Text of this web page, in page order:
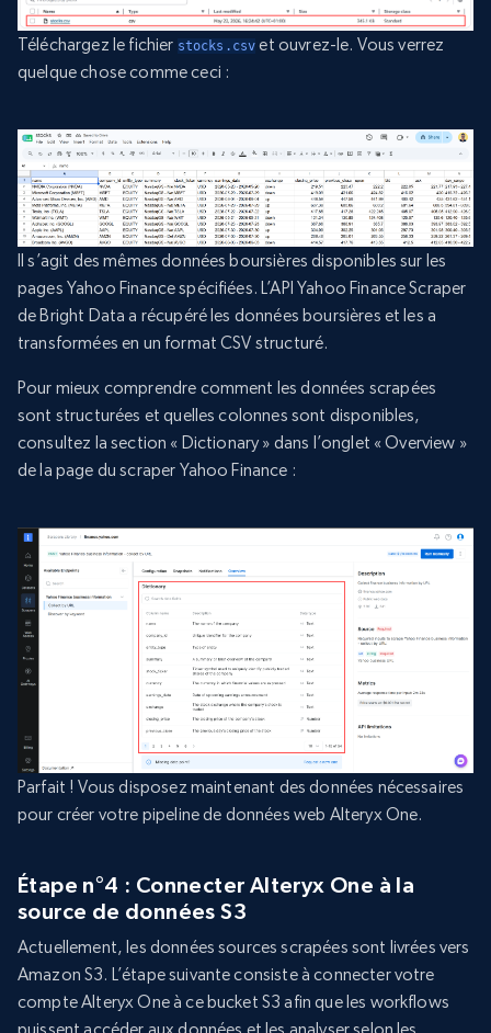
Téléchargez le fichier stocks.csv et ouvrez-le. Vous verrez
quelque chose comme ceci :
Il s’agit des mêmes données boursières disponibles sur les
pages Yahoo Finance spécifiées. L’API Yahoo Finance Scraper
de Bright Data a récupéré les données boursières et les a
transformées en un format CSV structuré.
Pour mieux comprendre comment les données scrapées
sont structurées et quelles colonnes sont disponibles,
consultez la section « Dictionary » dans l’onglet « Overview »
de la page du scraper Yahoo Finance :
Parfait ! Vous disposez maintenant des données nécessaires
pour créer votre pipeline de données web Alteryx One.
Étape n°4 : Connecter Alteryx One à la
source de données S3
Actuellement, les données sources scrapées sont livrées vers
Amazon S3. L’étape suivante consiste à connecter votre
compte Alteryx One à ce bucket S3 afin que les workflows